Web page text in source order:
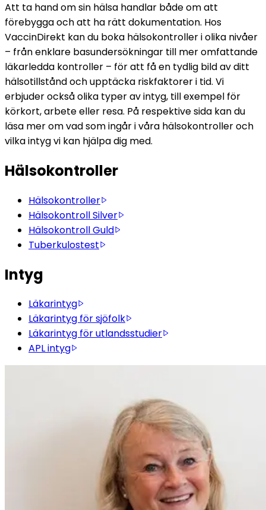
Att ta hand om sin hälsa handlar både om att
förebygga och att ha rätt dokumentation. Hos
VaccinDirekt kan du boka hälsokontroller i olika nivåer
– från enklare basundersökningar till mer omfattande
läkarledda kontroller – för att få en tydlig bild av ditt
hälsotillstånd och upptäcka riskfaktorer i tid. Vi
erbjuder också olika typer av intyg, till exempel för
körkort, arbete eller resa. På respektive sida kan du
läsa mer om vad som ingår i våra hälsokontroller och
vilka intyg vi kan hjälpa dig med.
Hälsokontroller
Hälsokontroller
Hälsokontroll Silver
Hälsokontroll Guld
Tuberkulostest
Intyg
Läkarintyg
Läkarintyg för sjöfolk
Läkarintyg för utlandsstudier
APL intyg